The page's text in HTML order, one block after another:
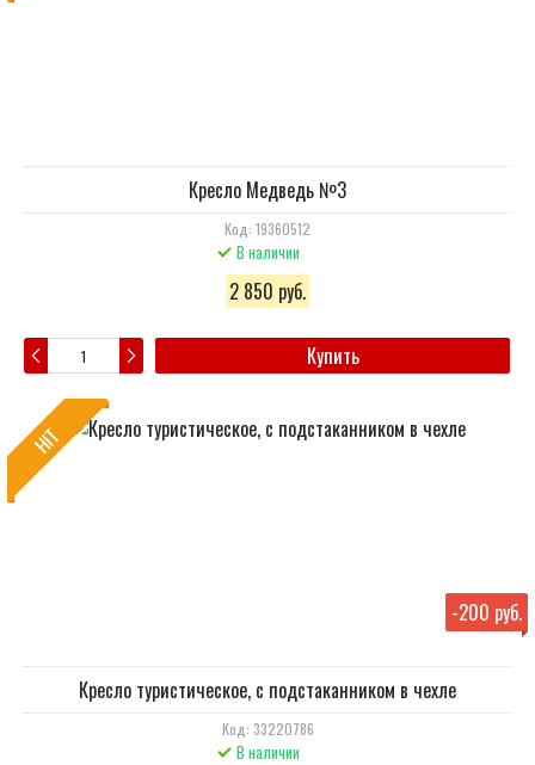
Кресло Медведь №3
Код: 19360512
В наличии
2 850 руб.
Купить
-200 руб.
HIT
Кресло туристическое, с подстаканником в чехле
Код: 33220786
В наличии